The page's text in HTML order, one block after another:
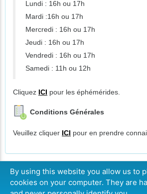
Lundi : 16h ou 17h
Mardi :16h ou 17h
Mercredi : 16h ou 17h
Jeudi : 16h ou 17h
Vendredi : 16h ou 17h
Samedi : 11h ou 12h
Cliquez ICI pour les éphémérides.
Conditions Générales
Veuillez cliquer ICI pour en prendre
CONTINUER
By using this website you allow us to
cookies on your computer. They are